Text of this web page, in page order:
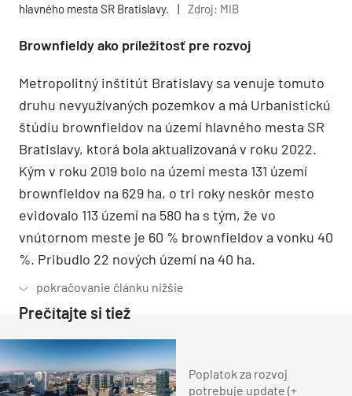
hlavného mesta SR Bratislavy.
Zdroj: MIB
Brownfieldy ako príležitosť pre rozvoj
Metropolitný inštitút Bratislavy sa venuje tomuto
druhu nevyužívaných pozemkov a má Urbanistickú
štúdiu brownfieldov na území hlavného mesta SR
Bratislavy, ktorá bola aktualizovaná v roku 2022.
Kým v roku 2019 bolo na území mesta 131 území
brownfieldov na 629 ha, o tri roky neskôr mesto
evidovalo 113 území na 580 ha s tým, že vo
vnútornom meste je 60 % brownfieldov a vonku 40
%. Pribudlo 22 nových území na 40 ha.
Prečítajte si tiež
Poplatok za rozvoj
potrebuje update (+